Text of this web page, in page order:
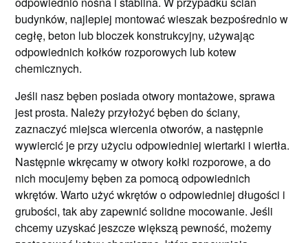
budynków, najlepiej montować wieszak bezpośrednio w
cegłę, beton lub bloczek konstrukcyjny, używając
odpowiednich kołków rozporowych lub kotew
chemicznych.
Jeśli nasz bęben posiada otwory montażowe, sprawa
jest prosta. Należy przyłożyć bęben do ściany,
zaznaczyć miejsca wiercenia otworów, a następnie
wywiercić je przy użyciu odpowiedniej wiertarki i wiertła.
Następnie wkręcamy w otwory kołki rozporowe, a do
nich mocujemy bęben za pomocą odpowiednich
wkrętów. Warto użyć wkrętów o odpowiedniej długości i
grubości, tak aby zapewnić solidne mocowanie. Jeśli
chcemy uzyskać jeszcze większą pewność, możemy